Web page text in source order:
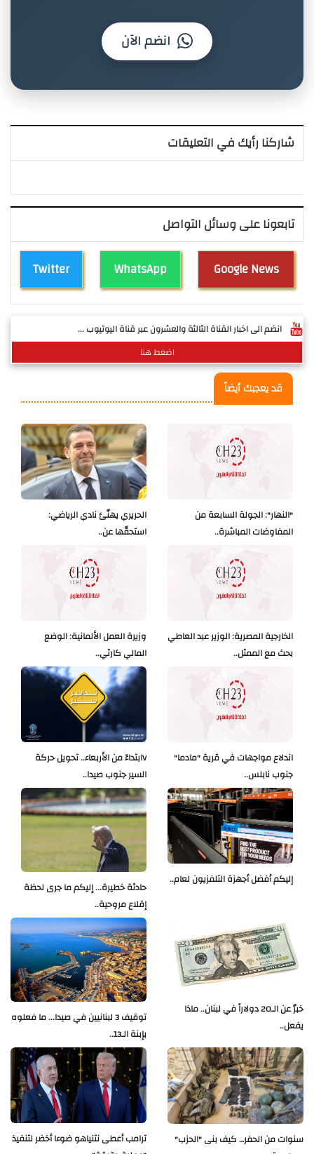
انضم الآن
شاركنا رأيك في التعليقات
تابعونا على وسائل التواصل
Twitter WhatsApp Google News
انضم الى اخبار القناة الثالثة والعشرون عبر قناة اليوتيوب ...
اضغط هنا
قد يعجبك أيضاً
الحريري يهنّئ نادي الرياضي:
استحقّها عن..
"النهار": الجولة السابعة من
المفاوضات المباشرة..
وزيرة العمل الألمانية: الوضع
المالي كارثي..
الخارجية المصرية: الوزير عبد العاطي
بحث مع الممثل..
Vابتداءً من الأربعاء.. تحويل حركة
السير جنوب صيدا..
اندلاع مواجهات في قرية "مادما"
جنوب نابلس..
حادثة خطيرة... إليكم ما جرى لحظة
إقلاع مروحية..
إليكم أفضل أجهزة التلفزيون لعام..
توقيف 3 لبنانيين في صيدا... ما فعلوه
بإبنة الـ13..
خبرٌ عن الـ20 دولاراً في لبنان.. ماذا
يفعل..
ترامب أعطى نتنياهو ضوءا أخضر لتنفيذ
سنوات من الحفر… كيف بنى "الحزب"